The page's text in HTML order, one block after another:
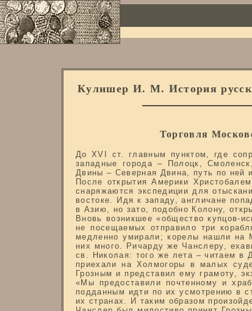
Кулишер И. М. История
Торговля
До XVI ст. главным пунктом, где
западные города – Полоцк,
Двины – Северная Двина, путь по ней
После открытия Америки
снаряжаются экспедиции для
востоке. Идя к западу, англичане
в Азию, но зато, подобно Колону,
Вновь возникшее «общество купцов-
не посещаемых отправило три
медленно умирали; корелы нашли на
них много. Ричарду же Чанслеру,
св. Николая: того же лета – читаем в
приехали на Холмогоры в малых
Грозным и представил ему грамоту,
«Мы предоставили почтенному и
подданным идти по их усмотрению в
их странах. И таким образом